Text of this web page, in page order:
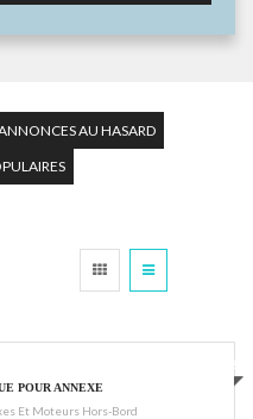
AU HASARD
1000 €
POUR ANNEXE
Et Moteurs Hors-Bord